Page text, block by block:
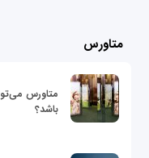
متاورس
متاورس
باشد؟